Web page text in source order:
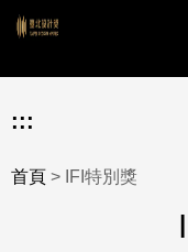
:::
首頁 > IFI特別獎